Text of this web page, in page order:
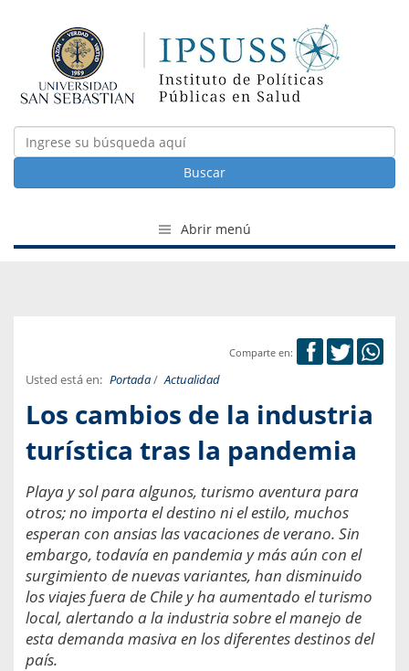
Buscar
Abrir menú
Comparte en:
Usted está en: Portada/ Actualidad
Los cambios de la industria
turística tras la pandemia
Playa y sol para algunos, turismo aventura para
otros; no importa el destino ni el estilo, muchos
esperan con ansias las vacaciones de verano. Sin
embargo, todavía en pandemia y más aún con el
surgimiento de nuevas variantes, han disminuido
los viajes fuera de Chile y ha aumentado el turismo
local, alertando a la industria sobre el manejo de
esta demanda masiva en los diferentes destinos del
país.